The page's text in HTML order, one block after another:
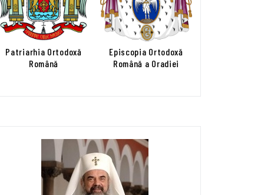
Patriarhia Ortodoxă
Română
Episcopia Ortodoxă
Română a Oradiei